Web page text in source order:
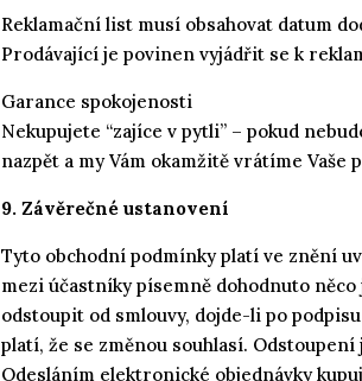
Reklamační list musí obsahovat datum
Prodávající je povinen vyjádřit se k
Garance spokojenosti
Nekupujete “zajíce v pytli” – pokud
nazpět a my Vám okamžitě vrátíme
9. Závěrečné ustanovení
Tyto obchodní podmínky platí ve znění
mezi účastníky písemně dohodnuto
odstoupit od smlouvy, dojde-li po
platí, že se změnou souhlasí.
Odesláním elektronické objednávky